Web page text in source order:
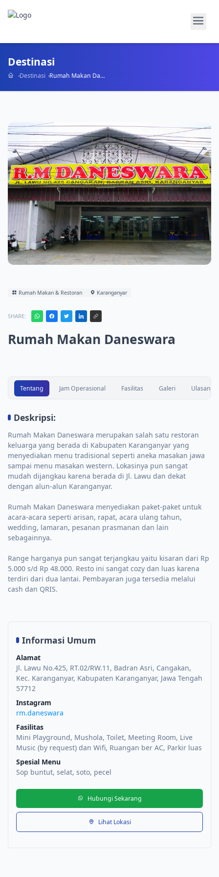
Destinasi
Destinasi Rumah Makan Daneswara
Rumah Makan & Restoran Karanganyar
SHARE:
Rumah Makan Daneswara
Tentang Jam Operasional Fasilitas Galeri Ulasan
Deskripsi:
Rumah Makan Daneswara merupakan salah satu restoran
keluarga yang berada di Kabupaten Karanganyar yang
menyediakan menu tradisional seperti aneka masakan jawa
sampai menu masakan western. Lokasinya pun sangat
mudah dijangkau karena berada di Jl. Lawu dan dekat
dengan alun-alun Karanganyar.
Rumah Makan Daneswara menyediakan paket-paket untuk
acara-acara seperti arisan, rapat, acara ulang tahun,
wedding, lamaran, pesanan prasmanan dan lain
sebagainnya.
Range harganya pun sangat terjangkau yaitu kisaran dari Rp
5.000 s/d Rp 48.000. Resto ini sangat cozy dan luas karena
terdiri dari dua lantai. Pembayaran juga tersedia melalui
cash dan QRIS.
Informasi Umum
Alamat
Jl. Lawu No.425, RT.02/RW.11, Badran Asri, Cangakan,
Kec. Karanganyar, Kabupaten Karanganyar, Jawa Tengah
57712
Instagram
rm.daneswara
Fasilitas
Mini Playground, Mushola, Toilet, Meeting Room, Live
Music (by request) dan Wifi, Ruangan ber AC, Parkir luas
Spesial Menu
Sop buntut, selat, soto, pecel
Hubungi Sekarang
Lihat Lokasi